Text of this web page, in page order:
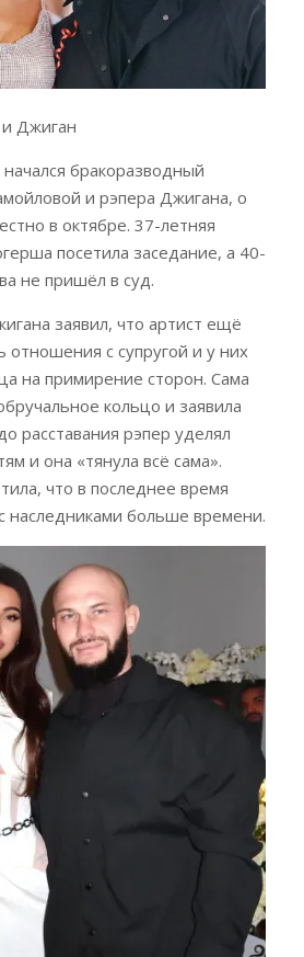
Джиган
бракоразводный
и рэпера Джигана, о
в октябре. 37-летняя
посетила заседание, а 40-
не пришёл в суд.
заявил, что артист ещё
отношения с супругой и у них
на примирение сторон. Сама
кольцо и заявила
расставания рэпер уделял
и она «тянула всё сама».
что в последнее время
наследниками больше времени.